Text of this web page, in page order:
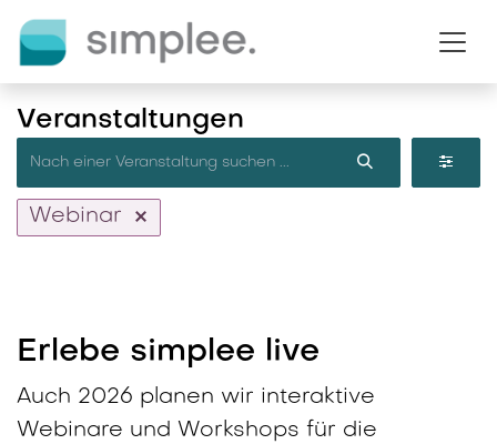
Veranstaltungen
Webinar
Erlebe simplee live
Auch 2026 planen wir interaktive
Webinare und Workshops für die